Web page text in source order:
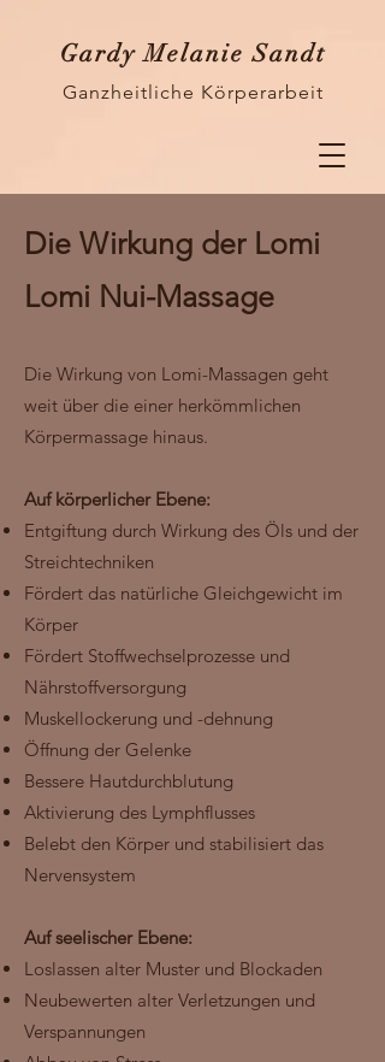
Gardy Melanie Sandt
Ganzheitliche Körperarbeit
Die Wirkung der Lomi
Lomi Nui-Massage
Die Wirkung von Lomi-Massagen geht
weit über die einer herkömmlichen
Körpermassage hinaus.
Auf körperlicher Ebene:
Entgiftung durch Wirkung des Öls und der
Streichtechniken
Fördert das natürliche Gleichgewicht im
Körper
Fördert Stoffwechselprozesse und
Nährstoffversorgung
Muskellockerung und -dehnung
Öffnung der Gelenke
Bessere Hautdurchblutung
Aktivierung des Lymphflusses
Belebt den Körper und stabilisiert das
Nervensystem
Auf seelischer Ebene:
Loslassen alter Muster und Blockaden
Neubewerten alter Verletzungen und
Verspannungen